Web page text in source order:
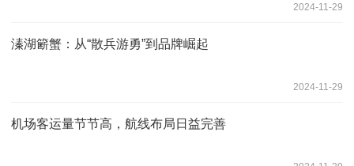
2024-11-29
溱湖簖蟹：从“散兵游勇”到品牌崛起
2024-11-29
机场客运量节节高，航线布局日益完善